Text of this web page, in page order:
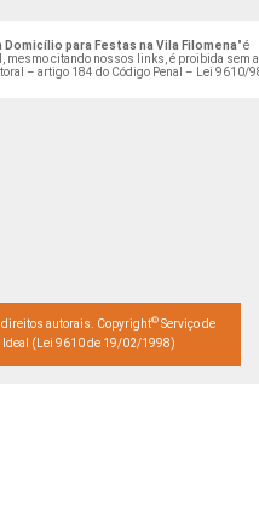
para Festas na Vila Filomena" é
mesmo citando nossos links, é proibida sem a
– artigo 184 do Código Penal –
Lei 9610/
direitos autorais. Copyright© Serviço de
Ideal (Lei 9610 de 19/02/1998)